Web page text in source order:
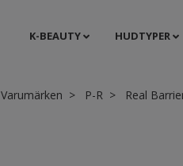
K-BEAUTY HUDTYPER
Varumärken P-R Real